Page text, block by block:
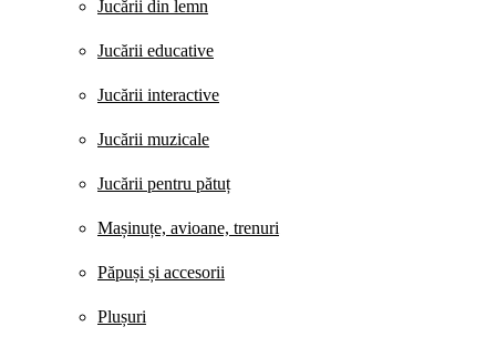
Jucării din lemn
Jucării educative
Jucării interactive
Jucării muzicale
Jucării pentru pătuț
Mașinuțe, avioane, trenuri
Păpuși și accesorii
Plușuri